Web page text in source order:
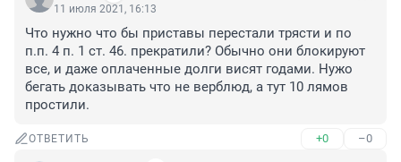
11 июля 2021, 16:13
Что нужно что бы приставы перестали трясти и по
п.п. 4 п. 1 ст. 46. прекратили? Обычно они блокируют
все, и даже оплаченные долги висят годами. Нужо
бегать доказывать что не верблюд, а тут 10 лямов
простили.
ОТВЕТИТЬ +0 –0